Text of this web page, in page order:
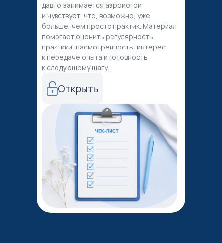
давно занимается аэройогой
и чувствует, что, возможно, уже
больше, чем просто практик. Материал
помогает оценить регулярность
практики, насмотренность, интерес
к передаче опыта и готовность
к следующему шагу.
Открыть